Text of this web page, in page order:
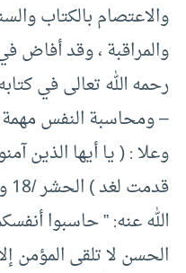
والاعتصام بالكتاب
والمراقبة ، وقد أفاض
رحمه الله تعالى في
– ومحاسبة النفس
وعلا : ( يا أيها الذين
قدمت لغد ) الحشر /18 وقال
الله عنه: ” حاسبوا
الحسن لا تلقى المؤمن